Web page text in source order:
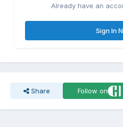
Already have an
Sign In
Share Follow on